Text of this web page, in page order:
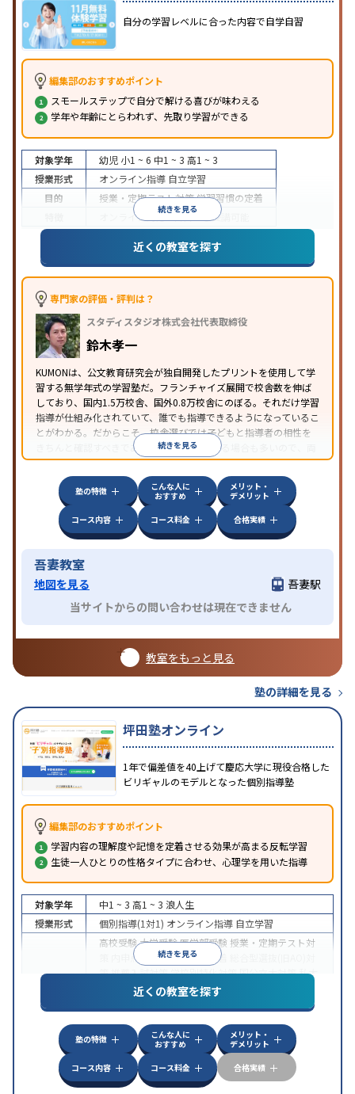
自分の学習レベルに合った内容で自学自習
編集部のおすすめポイント
スモールステップで自分で解ける喜びが味わえる
学年や年齢にとらわれず、先取り学習ができる
続きを見る
対象学年 幼児 小1 ~ 6 中1 ~ 3 高1 ~ 3
授業形式
オンライン指導 自立学習
目的
授業・定期テスト対策学習習慣の定着
オンライン対応1科目から受講可能
近くの教室を探す
専門家の評価・評判は？
スタディスタジオ株式会社代表取締役
鈴木孝一
KUMONは、公文教育研究会が独自開発したプリントを使用して学
習する無学年式の学習塾だ。フランチャイズ展開で校舎数を伸ば
しており、国内1.5万校舎、国外0.8万校舎にのぼる。それだけ学習
指導が仕組み化されていて、誰でも指導できるようになっているこ
とがわかる。だからこそ、校舎選びでは子どもと指導者の相性を
きちんと確認すべきである。近所に2校舎ある場合も多いので、両
方見学してみることをオススメする。
続きを見る
塾の特徴
こんな人に
おすすめ
メリット・
デメリット
コース内容
コース料金 合格実績
吾妻教室
地図を見る
吾妻駅
当サイトからの問い合わせは現在できません
教室をもっと見る
塾の詳細を見る
坪田塾オンライン
1年で偏差値を40上げて慶応大学に現役合格した
ビリギャルのモデルとなった個別指導塾
編集部のおすすめポイント
学習内容の理解度や記憶を定着させる効果が高まる反転学習
生徒一人ひとりの性格タイプに合わせ、心理学を用いた指導
続きを見る
対象学年 中1 ~ 3 高1 ~ 3 浪人生
授業形式
個別指導(1対1) オンライン指導 自立学習
高校受験大学受験医学部受験 授業・定期テスト対
内申点対策学習習慣の定着
策推薦入試対策学校別特化対策国公立大対策私大
共通テスト対策英検(英語検定)対策
その
特徴
中高一貫校生に対応授業の振替可能 不登校生に対
学習にPC・タブレットを利用オンライン対応
科目から受講可能季節講習のみの受講可発達障害
の子どもに対応
近くの教室を探す
塾の特徴
こんな人に
おすすめ
メリット・
デメリット
コース内容
コース料金 合格実績